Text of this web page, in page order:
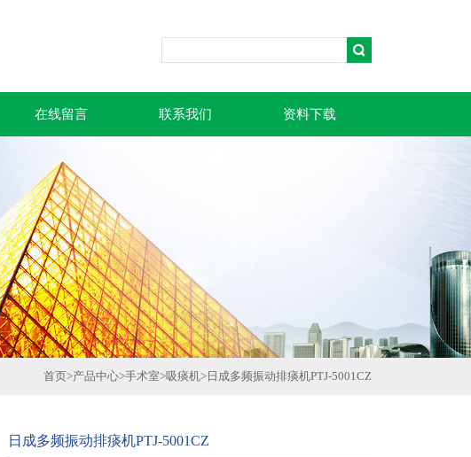
在线留言 联系我们 资料下载
首页>产品中心>手术室>吸痰机> 日成多频振动排痰机PTJ-5001CZ
日成多频振动排痰机PTJ-5001CZ